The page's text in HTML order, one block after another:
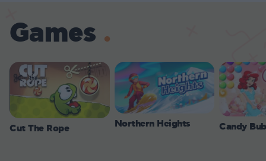
Games
Cut The Rope Northern Heights Candy